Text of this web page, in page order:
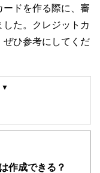
ドを作る際に、審
た。クレジットカ
ぜひ参考にしてくだ
▼
に関する記事を、日々
かりやすく発信していま
作成できる？